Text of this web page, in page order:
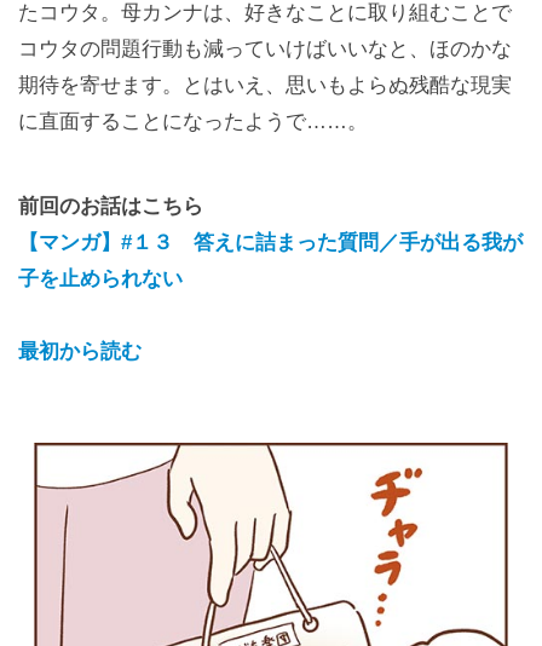
たコウタ。母カンナは、好きなことに取り組むことで
コウタの問題行動も減っていけばいいなと、ほのかな
期待を寄せます。とはいえ、思いもよらぬ残酷な現実
に直面することになったようで……。
前回のお話はこちら
【マンガ】#１３ 答えに詰まった質問／手が出る我が
子を止められない
最初から読む